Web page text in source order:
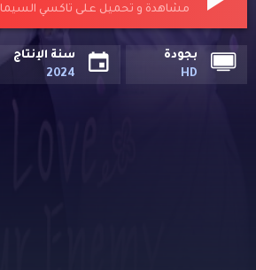
مشاهدة و تحميل على تاكسي السيما
بجودة
HD
سنة الإنتاج
2024